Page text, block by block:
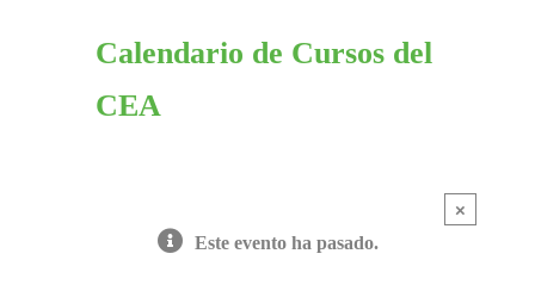
Calendario de Cursos del
CEA
×
Este evento ha pasado.